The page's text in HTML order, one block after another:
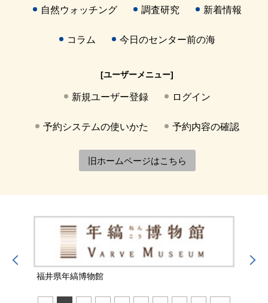
自然ウォッチング 調査研究 新着情報
コラム 今日のセンター前の海
[ユーザーメニュー]
新規ユーザー登録 ログイン
予約システムの使いかた 予約内容の確認
旧ホームページはこちら
福井県年縞博物館